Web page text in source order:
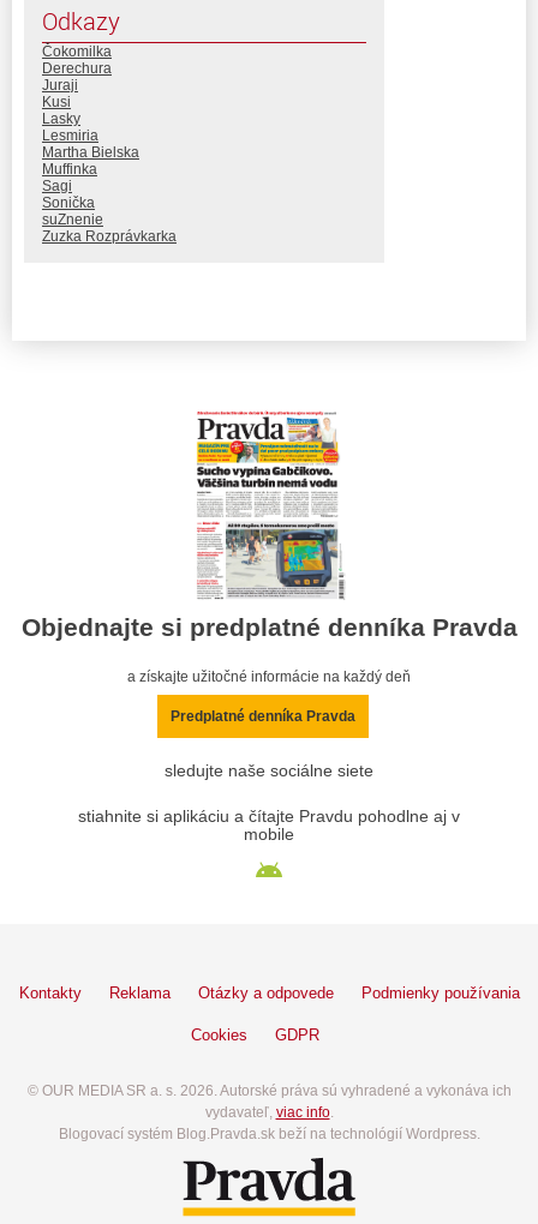
Odkazy
Čokomilka
Derechura
Juraji
Kusi
Lasky
Lesmiria
Martha Bielska
Muffinka
Sagi
Sonička
suZnenie
Zuzka Rozprávkarka
Objednajte si predplatné denníka Pravda
a získajte užitočné informácie na každý deň
Predplatné denníka Pravda
sledujte naše sociálne siete
stiahnite si aplikáciu a čítajte Pravdu pohodlne aj v
mobile
Kontakty Reklama Otázky a odpovede Podmienky používania
Cookies GDPR
© OUR MEDIA SR a. s. 2026. Autorské práva sú vyhradené a vykonáva ich
vydavateľ, viac info.
Blogovací systém Blog.Pravda.sk beží na technológií Wordpress.